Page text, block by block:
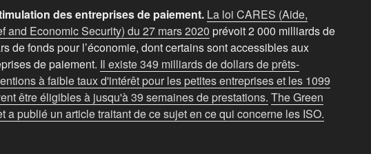
des entreprises de paiement. La loi CARES (Aide,
and Economic Security) du 27 mars 2020 prévoit 2 000 milliards de
de fonds pour l’économie, dont certains sont accessibles aux
de paiement. Il existe 349 milliards de dollars de prêts-
à faible taux d'intérêt pour les petites entreprises et les 1099
être éligibles à jusqu'à 39 semaines de prestations. The Green
a publié un article traitant de ce sujet en ce qui concerne les ISO.